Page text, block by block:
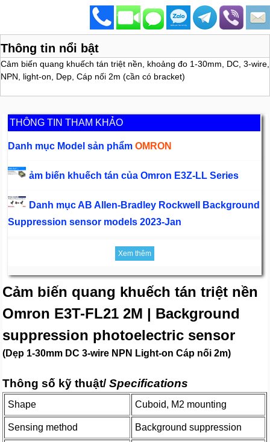
Thông tin nổi bật
Cảm biến quang khuếch tán triệt nền, khoảng đo 1-30mm, DC, 3-wire,
NPN, light-on, Dẹp, Cáp nối 2m (cần có bracket)
THÔNG TIN THAM KHẢO
Danh mục Model sản phẩmOMRON
ảm biến khuếch tán của Omron E3Z-LL Series
Danh mục AB Allen-Bradley Rockwell Background
Suppression sensor models 2023-Jan
Xem thêm
Cảm biến quang khuếch tán triệt nền
Omron E3T-FL21 2M | Background
suppression photoelectric sensor
(Dẹp 1-30mm DC 3-wire NPN Light-on Cáp nối 2m)
Thông số kỹ thuật/Specifications
Shape Cuboid, M2 mounting
Sensing method Background suppression